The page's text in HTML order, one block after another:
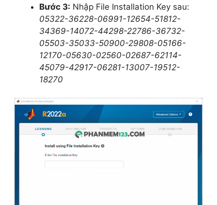
Bước 3: Nhập File Installation Key sau:
05322-36228-06991-12654-51812-
34369-14072-44298-22786-36732-
05503-35033-50900-29808-05166-
12170-05630-02560-02687-62114-
45079-42917-06281-13007-19512-
18270​